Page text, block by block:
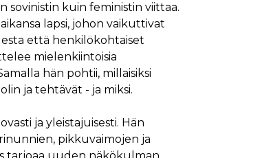
sovinistin kuin feministin viittaa.
lapsi, johon vaikuttivat
että henkilökohtaiset
mielenkiintoisia
hän pohtii, millaisiksi
ja tehtävät - ja miksi.
ja yleistajuisesti. Hän
pikkuvaimojen ja